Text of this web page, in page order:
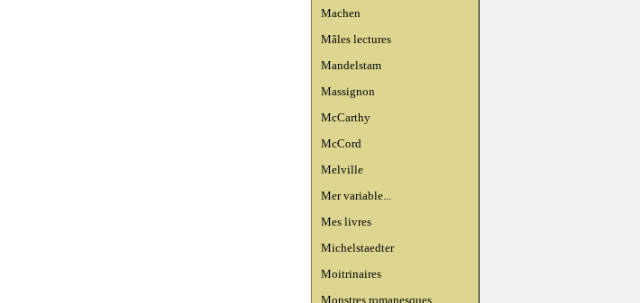
Machen
Mâles lectures
Mandelstam
Massignon
McCarthy
McCord
Melville
Mer variable...
Mes livres
Michelstaedter
Moitrinaires
Monstres romanesques